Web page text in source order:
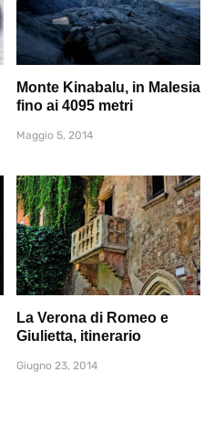
Monte Kinabalu, in Malesia
fino ai 4095 metri
Maggio 5, 2014
La Verona di Romeo e
Giulietta, itinerario
Giugno 23, 2014